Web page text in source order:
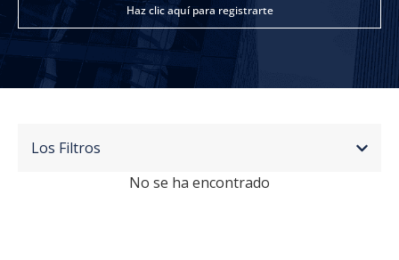
Haz clic aquí para registrarte
Los Filtros
No se ha encontrado